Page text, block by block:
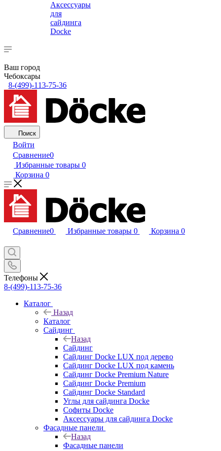
Аксессуары
для
сайдинга
Docke
Ваш город
Чебоксары
8-(499)-113-75-36
Поиск
Войти
Сравнение0
Избранные товары 0
Корзина 0
Сравнение0 Избранные товары 0 Корзина 0
Телефоны
8-(499)-113-75-36
Каталог
Назад
Каталог
Сайдинг
Назад
Сайдинг
Сайдинг Docke LUX под дерево
Сайдинг Docke LUX под камень
Сайдинг Docke Premium Nature
Сайдинг Docke Premium
Сайдинг Docke Standard
Углы для сайдинга Docke
Софиты Docke
Аксессуары для сайдинга Docke
Фасадные панели
Назад
Фасадные панели